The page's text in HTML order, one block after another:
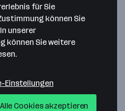
Map data ©2026 Google
GmbH
für Sie
können Sie
In unserer
können Sie weitere
Einstellungen
Alle Cookies akzeptieren